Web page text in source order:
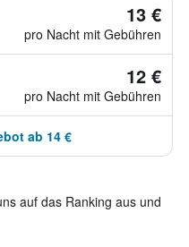
13 €
pro Nacht mit Gebühren
12 €
pro Nacht mit Gebühren
ab 14 €
auf das Ranking aus und